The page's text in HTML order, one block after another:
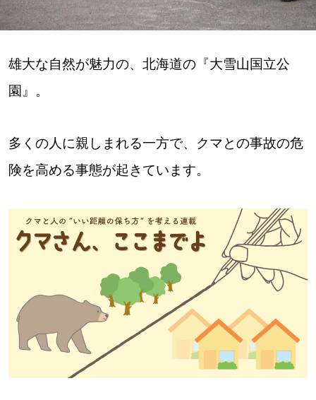
all
KEYWORD キーワード
Sitakke編集部あい
【いろんな価値観や生き方に触れたい】
Sitakke編集部 IKU
雄大な自然が魅力の、北海道の『大雪山国立公
園』。
多くの人に親しまれる一方で、クマとの事故の危
険を高める事態が起きています。